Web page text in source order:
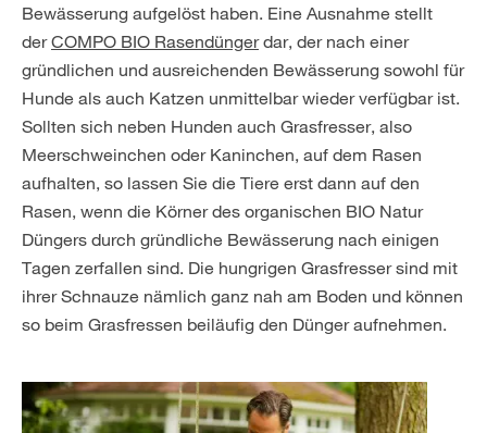
Bewässerung aufgelöst haben. Eine Ausnahme stellt
derCOMPO BIO Rasendüngerdar, der nach einer
gründlichen und ausreichenden Bewässerung sowohl für
Hunde als auch Katzen unmittelbar wieder verfügbar ist.
Sollten sich neben Hunden auch Grasfresser, also
Meerschweinchen oder Kaninchen, auf dem Rasen
aufhalten, so lassen Sie die Tiere erst dann auf den
Rasen, wenn die Körner des organischen BIO Natur
Düngers durch gründliche Bewässerung nach einigen
Tagen zerfallen sind. Die hungrigen Grasfresser sind mit
ihrer Schnauze nämlich ganz nah am Boden und können
so beim Grasfressen beiläufig den Dünger aufnehmen.